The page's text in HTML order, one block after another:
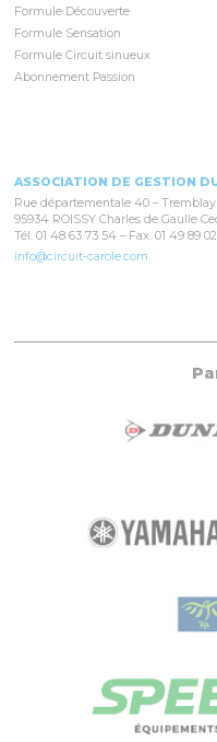
Formule Découverte
Formule Sensation
Formule Circuit sinueux
Abonnement Passion
ASSOCIATION DE GESTION
Rue départementale 40 –
95934 ROISSY Charles de Gaulle
Tél. 01 48 63 73 54 – Fax. 01 49 89
info@circuit-carole.com